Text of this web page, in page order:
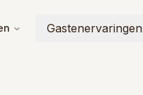
Gastenervaringen